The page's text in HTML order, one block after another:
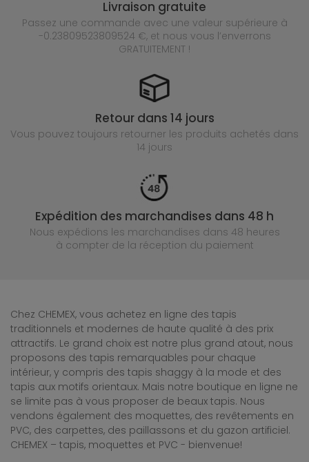
Livraison gratuite
Passez une commande avec une valeur supérieure à
-0.23809523809524 €, et nous vous l’enverrons
GRATUITEMENT !
Retour dans 14 jours
Vous pouvez toujours retourner les produits achetés dans
14 jours
Expédition des marchandises dans 48 h
Nous expédions les marchandises dans 48 heures
à compter de la réception du paiement
Chez CHEMEX, vous achetez en ligne des tapis
traditionnels et modernes de haute qualité à des prix
attractifs. Le grand choix est notre plus grand atout, nous
proposons des tapis remarquables pour chaque
intérieur, y compris des tapis shaggy à la mode et des
tapis aux motifs orientaux. Mais notre boutique en ligne ne
se limite pas à vous proposer de beaux tapis. Nous
vendons également des moquettes, des revêtements en
PVC, des carpettes, des paillassons et du gazon artificiel.
CHEMEX – tapis, moquettes et PVC - bienvenue!